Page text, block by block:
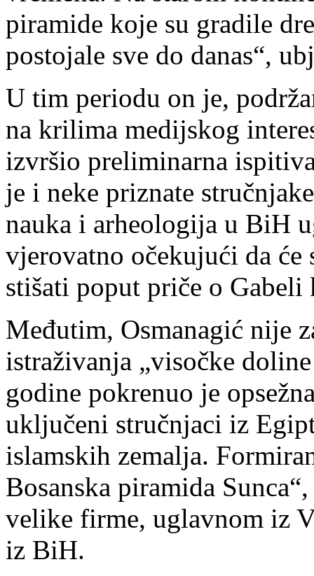
piramide koje su gradile
postojale sve do danas“,
U tim periodu on je,
na krilima medijskog
izvršio preliminarna
je i neke priznate
nauka i arheologija u BiH
vjerovatno očekujući da će
stišati poput priče o
Međutim, Osmanagić nije
istraživanja „visočke
godine pokrenuo je
uključeni stručnjaci iz
islamskih zemalja.
Bosanska piramida
velike firme, uglavnom iz
iz BiH.